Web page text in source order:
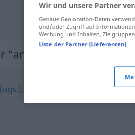
"anbraten"
, ,
Wir und unsere Partner
Genaue Geolocation-Daten
und/oder Zugriff auf Informationen
Werbung und Inhalten,
Liste der Partner (Lieferanten)